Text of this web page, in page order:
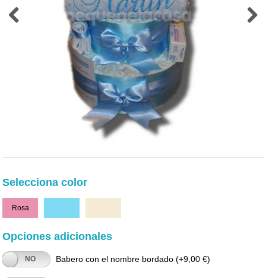
Selecciona color
Rosa
Opciones adicionales
NO Babero con el nombre bordado (+9,00 €)